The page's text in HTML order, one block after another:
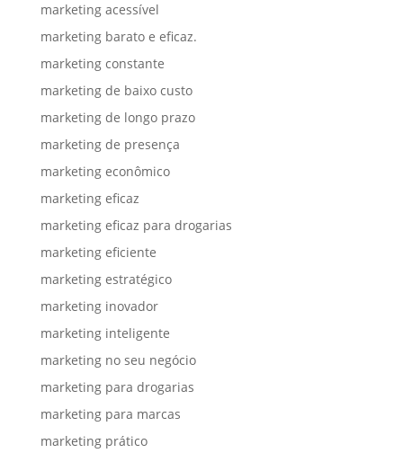
marketing acessível
marketing barato e eficaz.
marketing constante
marketing de baixo custo
marketing de longo prazo
marketing de presença
marketing econômico
marketing eficaz
marketing eficaz para drogarias
marketing eficiente
marketing estratégico
marketing inovador
marketing inteligente
marketing no seu negócio
marketing para drogarias
marketing para marcas
marketing prático